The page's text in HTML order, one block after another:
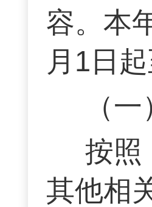
容。本
月1日
（
按照
其他相